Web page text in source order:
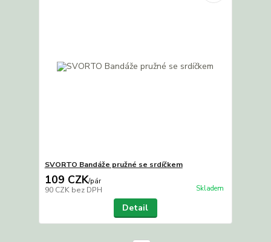
SVORTO Bandáže pružné se srdíčkem
109 CZK/pár
90 CZK bez DPH Skladem
Detail